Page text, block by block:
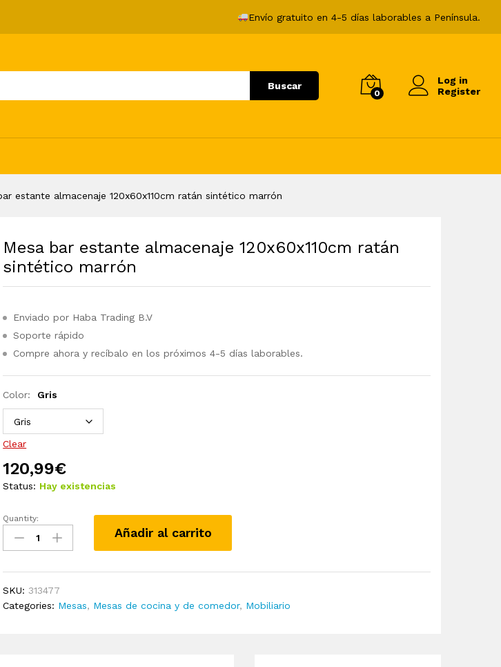
Envío gratuito en 4-5 días laborables a Península.
Buscar
0
Log in
Register
estante almacenaje 120x60x110cm ratán sintético marrón
Mesa bar estante almacenaje 120x60x110cm ratán
sintético marrón
Enviado por Haba Trading B.V
Soporte rápido
Compre ahora y recíbalo en los próximos 4-5 días laborables.
Color: Gris
Clear
120,99€
Status: Hay existencias
Mesa
bar
estante
ratán
sintético
Quantity:
Añadir al carrito
SKU:313477
Categories: Mesas, Mesas de cocina y de comedor, Mobiliario
120,99€ Añadir al carrito